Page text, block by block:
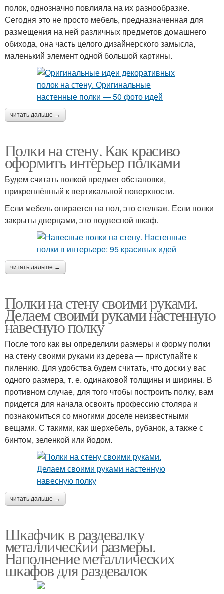
полок, однозначно повлияла на их разнообразие.
Сегодня это не просто мебель, предназначенная для
размещения на ней различных предметов домашнего
обихода, она часть целого дизайнерского замысла,
маленький элемент одной большой картины.
читать дальше →
Полки на стену. Как красиво
оформить интерьер полками
Будем считать полкой предмет обстановки,
прикреплённый к вертикальной поверхности.
Если мебель опирается на пол, это стеллаж. Если полки
закрыты дверцами, это подвесной шкаф.
читать дальше →
Полки на стену своими руками.
Делаем своими руками настенную
навесную полку
После того как вы определили размеры и форму полки
на стену своими руками из дерева — приступайте к
пилению. Для удобства будем считать, что доски у вас
одного размера, т. е. одинаковой толщины и ширины. В
противном случае, для того чтобы построить полку, вам
придется для начала освоить профессию столяра и
познакомиться со многими доселе неизвестными
вещами. С такими, как шерхебель, рубанок, а также с
бинтом, зеленкой или йодом.
читать дальше →
Шкафчик в раздевалку
металлический размеры.
Наполнение металлических
шкафов для раздевалок